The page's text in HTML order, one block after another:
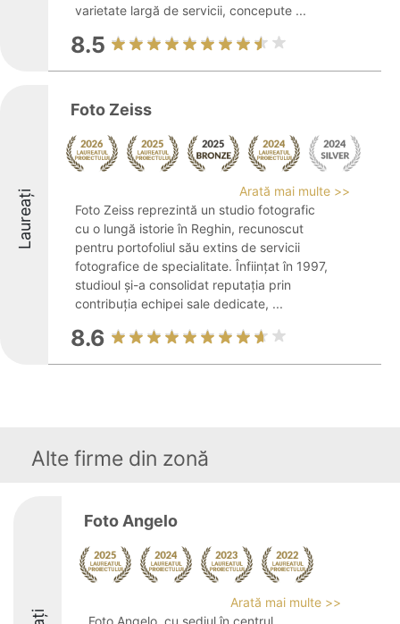
varietate largă de servicii, concepute ...
8.5
Laureați
Foto Zeiss
Arată mai multe >>
Foto Zeiss reprezintă un studio fotografic
cu o lungă istorie în Reghin, recunoscut
pentru portofoliul său extins de servicii
fotografice de specialitate. Înființat în 1997,
studioul și-a consolidat reputația prin
contribuția echipei sale dedicate, ...
8.6
Alte firme din zonă
Foto Angelo
Arată mai multe >>
Foto Angelo, cu sediul în centrul